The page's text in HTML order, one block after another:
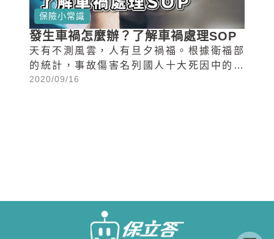
保險小常識
發生車禍怎麼辦？了解車禍處理SOP
天有不測風雲，人有旦夕禍福。根據衛福部
的統計，事故傷害名列國人十大死因中的前
五名，事故傷害中又以交通事故為最大宗。
2020/09/16